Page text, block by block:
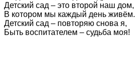
Детский сад – это второй наш дом,
В котором мы каждый день живём.
Детский сад – повторяю снова я,
Быть воспитателем – судьба моя!